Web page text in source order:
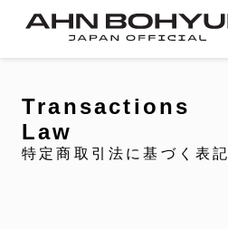
OFFICIAL MENU
FC NEWSVIDEOGALLERY
arrow_rightJOIN USarrow_rightLOGIN
Transactions
Law
特定商取引法に基づく表記